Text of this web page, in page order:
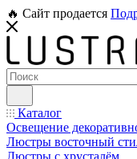
🔥 Сайт продается
Каталог
Освещение
Люстры восточный
Люстры с хрусталём